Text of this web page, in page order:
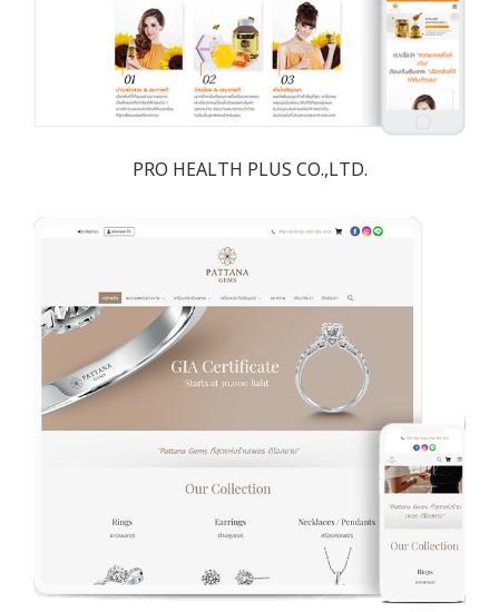
PRO HEALTH PLUS CO.,LTD.